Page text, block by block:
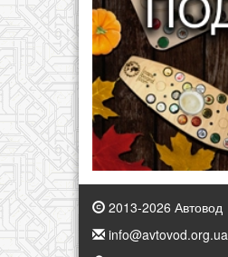
2013-2026 Автовод
info@avtovod.org.ua